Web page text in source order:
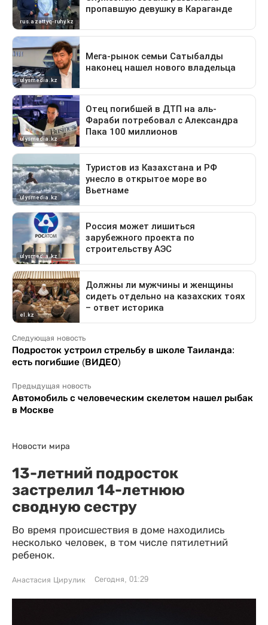
Следующая новость
Подросток устроил стрельбу в школе Таиланда:
есть погибшие (ВИДЕО)
Предыдущая новость
Автомобиль с человеческим скелетом нашел рыбак
в Москве
Новости мира
13-летний подросток
застрелил 14-летнюю
сводную сестру
Во время происшествия в доме находились
несколько человек, в том числе пятилетний
ребенок.
Анастасия Цирулик Сегодня, 01:29